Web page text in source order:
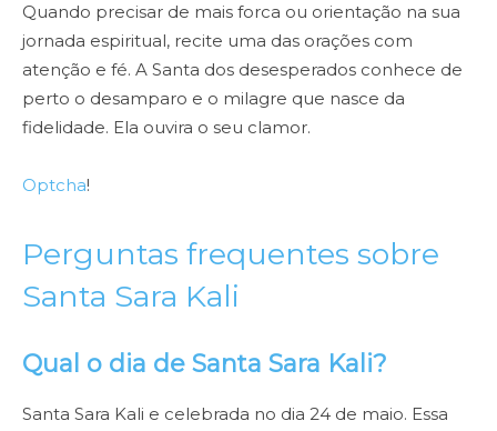
Quando precisar de mais forca ou orientação na sua
jornada espiritual, recite uma das orações com
atenção e fé. A Santa dos desesperados conhece de
perto o desamparo e o milagre que nasce da
fidelidade. Ela ouvira o seu clamor.
Optcha!
Perguntas frequentes sobre
Santa Sara Kali
Qual o dia de Santa Sara Kali?
Santa Sara Kali e celebrada no dia 24 de maio. Essa